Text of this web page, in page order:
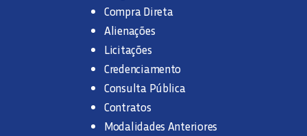
Compra Direta
Alienações
Licitações
Credenciamento
Consulta Pública
Contratos
Modalidades Anteriores